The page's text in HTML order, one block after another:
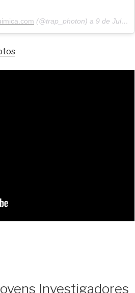
(@trap_photon) a 9 de Jul, 2018 às 6:53 PDT
Investigadores